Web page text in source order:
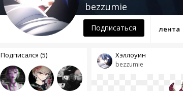
лента
bezzumie
Подписаться
Подписался (5)
bezzumie
Хэллоуин